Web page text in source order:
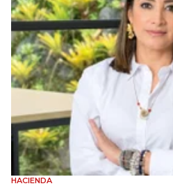
HACIENDA